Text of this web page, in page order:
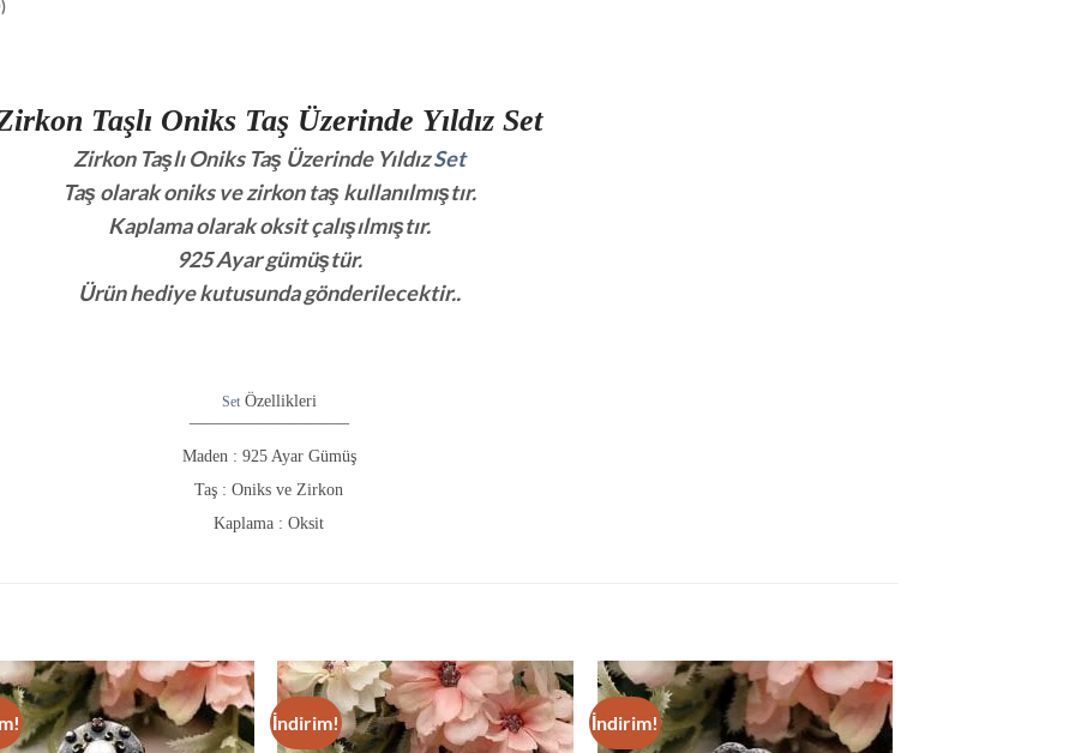
Taşlı Oniks Taş Üzerinde Yıldız Set
Zirkon Taşlı Oniks Taş Üzerinde YıldızSet
Taş olarak oniks ve zirkon taş kullanılmıştır.
Kaplama olarak oksit çalışılmıştır.
925 Ayar gümüştür.
Ürün hediye kutusunda gönderilecektir..
SetÖzellikleri
—————————–
Maden : 925 Ayar Gümüş
Taş : Oniks ve Zirkon
Kaplama : Oksit
Add to
wishlist
İndirim!
Add to
wishlist
İndirim!
Add to
wishlist